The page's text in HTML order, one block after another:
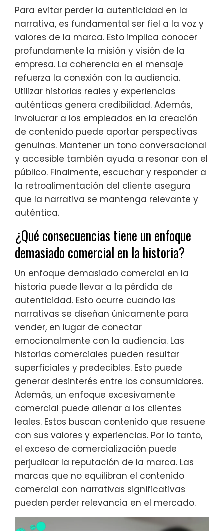
Para evitar perder la autenticidad en la
narrativa, es fundamental ser fiel a la voz y
valores de la marca. Esto implica conocer
profundamente la misión y visión de la
empresa. La coherencia en el mensaje
refuerza la conexión con la audiencia.
Utilizar historias reales y experiencias
auténticas genera credibilidad. Además,
involucrar a los empleados en la creación
de contenido puede aportar perspectivas
genuinas. Mantener un tono conversacional
y accesible también ayuda a resonar con el
público. Finalmente, escuchar y responder a
la retroalimentación del cliente asegura
que la narrativa se mantenga relevante y
auténtica.
¿Qué consecuencias tiene un enfoque
demasiado comercial en la historia?
Un enfoque demasiado comercial en la
historia puede llevar a la pérdida de
autenticidad. Esto ocurre cuando las
narrativas se diseñan únicamente para
vender, en lugar de conectar
emocionalmente con la audiencia. Las
historias comerciales pueden resultar
superficiales y predecibles. Esto puede
generar desinterés entre los consumidores.
Además, un enfoque excesivamente
comercial puede alienar a los clientes
leales. Estos buscan contenido que resuene
con sus valores y experiencias. Por lo tanto,
el exceso de comercialización puede
perjudicar la reputación de la marca. Las
marcas que no equilibran el contenido
comercial con narrativas significativas
pueden perder relevancia en el mercado.